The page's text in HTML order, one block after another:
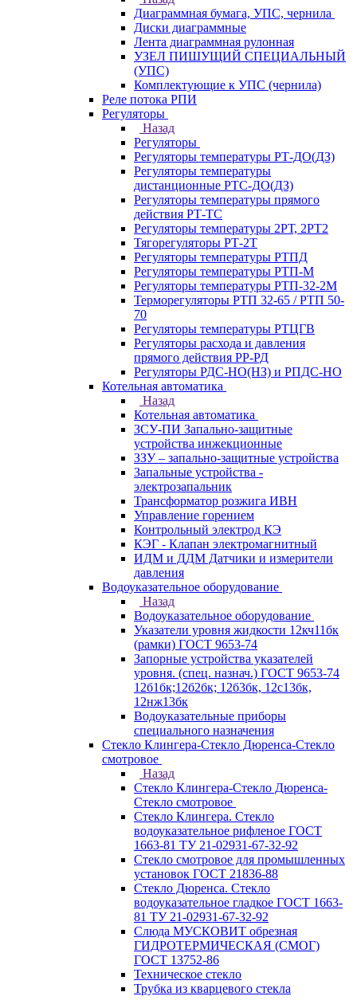
Диаграммная бумага, УПС, чернила
Диски диаграммные
Лента диаграммная рулонная
УЗЕЛ ПИШУЩИЙ СПЕЦИАЛЬНЫЙ
(УПС)
Комплектующие к УПС (чернила)
Реле потока РПИ
Регуляторы
Назад
Регуляторы
Регуляторы температуры РТ-ДО(ДЗ)
Регуляторы температуры
дистанционные РТС-ДО(ДЗ)
Регуляторы температуры прямого
действия РТ-ТС
Регуляторы температуры 2РТ, 2РT2
Тягорегуляторы РТ-2Т
Регуляторы температуры РТПД
Регуляторы температуры РТП-M
Регуляторы температуры РТП-32-2М
Терморегуляторы РТП 32-65 / РТП 50-
70
Регуляторы температуры РТЦГВ
Регуляторы расхода и давления
прямого действия РР-РД
Регуляторы РДС-НО(НЗ) и РПДС-НО
Котельная автоматика
Назад
Котельная автоматика
ЗСУ-ПИ Запально-защитные
устройства инжекционные
ЗЗУ – запально-защитные устройства
Запальные устройства -
электрозапальник
Трансформатор розжига ИВН
Управление горением
Контрольный электрод КЭ
КЭГ - Клапан электромагнитный
ИДМ и ДДМ Датчики и измерители
давления
Водоуказательное оборудование
Назад
Водоуказательное оборудование
Указатели уровня жидкости 12кч11бк
(рамки) ГОСТ 9653-74
Запорные устройства указателей
уровня. (спец. назнач.) ГОСТ 9653-74
12б1бк;12б2бк; 12б3бк, 12с13бк,
12нж13бк
Водоуказательные приборы
специального назначения
Стекло Клингера-Стекло Дюренса-Стекло
смотровое
Назад
Стекло Клингера-Стекло Дюренса-
Стекло смотровое
Стекло Клингера. Стекло
водоуказательное рифленое ГОСТ
1663-81 ТУ 21-02931-67-32-92
Стекло смотровое для промышленных
установок ГОСТ 21836-88
Стекло Дюренса. Стекло
водоуказательное гладкое ГОСТ 1663-
81 ТУ 21-02931-67-32-92
Слюда МУСКОВИТ обрезная
ГИДРОТЕРМИЧЕСКАЯ (СМОГ)
ГОСТ 13752-86
Техническое стекло
Трубка из кварцевого стекла